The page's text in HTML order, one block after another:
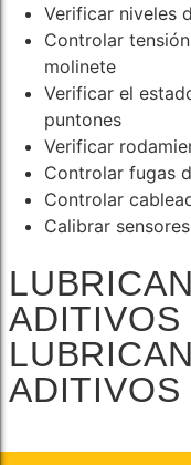
Verificar niveles
Controlar
molinete
Verificar el
puntones
Verificar
Controlar fugas
Controlar
Calibrar
ADITIVOS
ADITIVOS